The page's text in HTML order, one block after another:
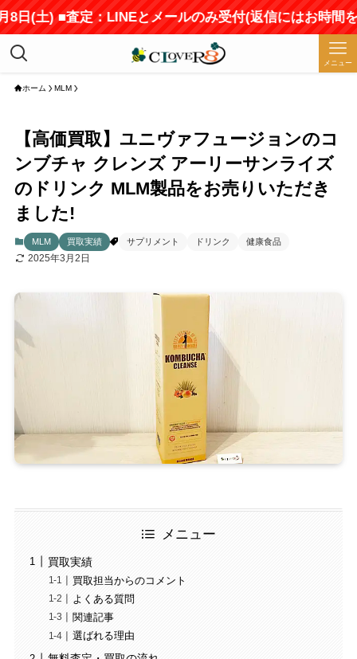
土) ■査定：LINEとメールのみ受付(返信にはお時間をい
メニュー
ホーム MLM
【高価買取】ユニヴァフュージョンのコ
ンブチャ クレンズ アーリーサンライズ
のドリンク MLM製品をお売りいただき
ました!
MLM 買取実績 サプリメント ドリンク 健康食品
2025年3月2日
メニュー
買取実績
買取担当からのコメント
よくある質問
関連記事
選ばれる理由